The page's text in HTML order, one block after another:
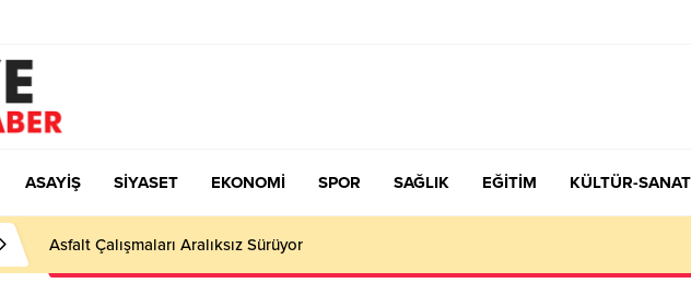
ASAYİŞ SİYASET EKONOMİ SPOR SAĞLIK EĞİTİM KÜLTÜR-SANAT
Ortaöğretime Geçiş Tercih ve Yerleştirme Kılavuzu yayımlandı – Nefes Gazetesi – Kocaeli